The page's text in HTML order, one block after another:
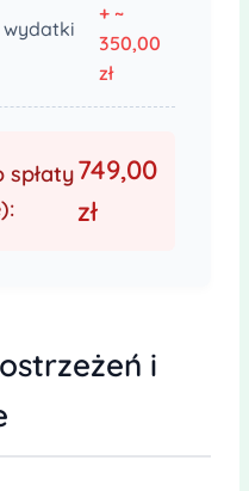
wydatki
+ ~
350,00
zł
spłaty749,00
zł
i